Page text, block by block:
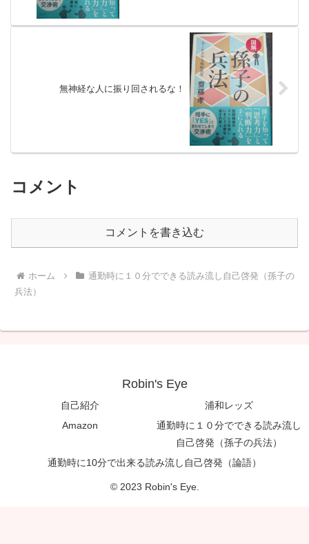
無神経な人に振り回されるな！
コメント
コメントを書き込む
ホーム
通勤時に１０分でできる読み流し自己啓発（孫子の
兵法）
Robin's Eye
自己紹介
浦和レッズ
Amazon
通勤時に１０分でできる読み流し
自己啓発（孫子の兵法）
通勤時に10分で出来る読み流し自己啓発（論語）
© 2023 Robin's Eye.